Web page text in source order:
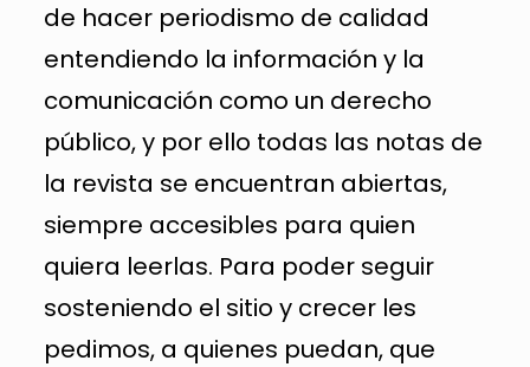
de hacer periodismo de calidad
entendiendo la información y la
comunicación como un derecho
público, y por ello todas las notas de
la revista se encuentran abiertas,
siempre accesibles para quien
quiera leerlas. Para poder seguir
sosteniendo el sitio y crecer les
pedimos, a quienes puedan, que